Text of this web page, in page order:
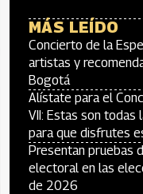
MÁS LEÍDO
Concierto de la
artistas y
Bogotá
Alístate para el
VII: Estas son todas
para que disfrutes
Presentan pruebas
electoral en las
de 2026